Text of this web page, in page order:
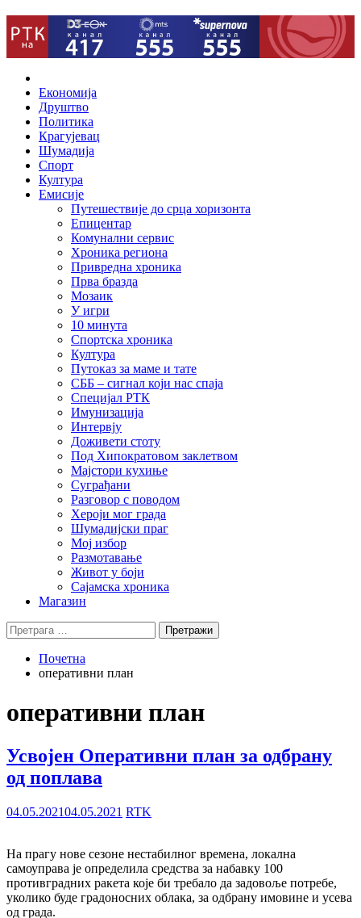
Економија
Друштво
Политика
Крагујевац
Шумадија
Спорт
Култура
Емисије
Путешествије до срца хоризонта
Епицентар
Комунални сервис
Хроника региона
Привредна хроника
Прва бразда
Мозаик
У игри
10 минута
Спортска хроника
Култура
Путоказ за маме и тате
СББ – сигнал који нас спаја
Специјал РТК
Имунизација
Интервју
Доживети стоту
Под Хипократовом заклетвом
Мајстори кухиње
Суграђани
Разговор с поводом
Хероји мог града
Шумадијски праг
Мој избор
Размотавање
Живот у боји
Сајамска хроника
Магазин
Претрага
за:
Почетна
оперативни план
оперативни план
Усвојен Оперативни план за одбрану
од поплава
04.05.202104.05.2021 RTK
На прагу нове сезоне нестабилног времена, локална
самоуправа је определила средства за набавку 100
противградних ракета које би требало да задовоље потребе,
уколико буде градоносних облака, за одбрану имовине и усева
од града.